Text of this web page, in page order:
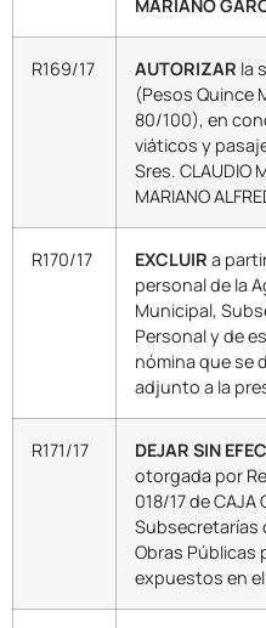
MARIANO
R169/17 AUTORIZAR la
(Pesos Quince
80/100), en
viáticos y
Sres. CLAUDIO
MARIANO
R170/17 EXCLUIR a
personal de la
Municipal,
Personal y de
nómina que se
adjunto a la
R171/17 DEJAR SIN
otorgada por
018/17 de CAJA
Subsecretarías
Obras Públicas
expuestos en